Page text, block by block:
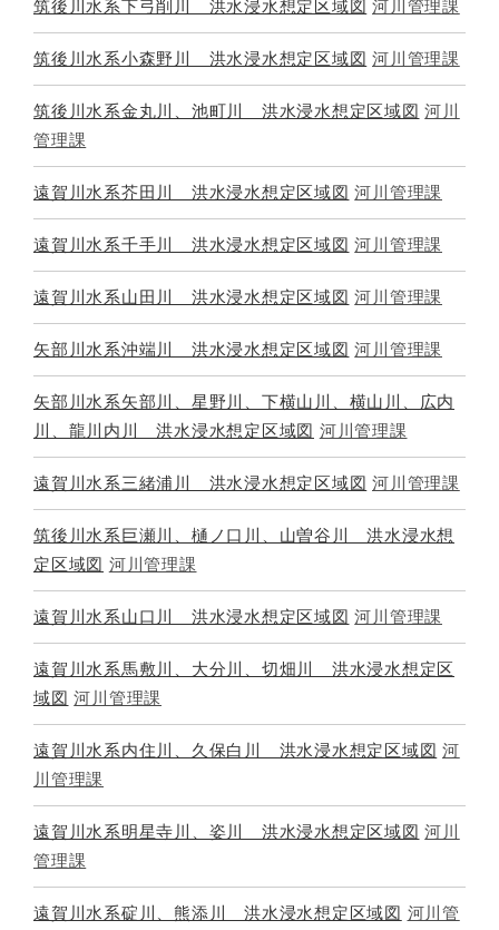
筑後川水系下弓削川 洪水浸水想定区域図 河川管理課
筑後川水系小森野川 洪水浸水想定区域図 河川管理課
筑後川水系金丸川、池町川 洪水浸水想定区域図 河川
管理課
遠賀川水系芥田川 洪水浸水想定区域図 河川管理課
遠賀川水系千手川 洪水浸水想定区域図 河川管理課
遠賀川水系山田川 洪水浸水想定区域図 河川管理課
矢部川水系沖端川 洪水浸水想定区域図 河川管理課
矢部川水系矢部川、星野川、下横山川、横山川、広内
川、龍川内川 洪水浸水想定区域図 河川管理課
遠賀川水系三緒浦川 洪水浸水想定区域図 河川管理課
筑後川水系巨瀬川、樋ノ口川、山曽谷川 洪水浸水想
定区域図 河川管理課
遠賀川水系山口川 洪水浸水想定区域図 河川管理課
遠賀川水系馬敷川、大分川、切畑川 洪水浸水想定区
域図 河川管理課
遠賀川水系内住川、久保白川 洪水浸水想定区域図 河
川管理課
遠賀川水系明星寺川、姿川 洪水浸水想定区域図 河川
管理課
遠賀川水系碇川、熊添川 洪水浸水想定区域図 河川管